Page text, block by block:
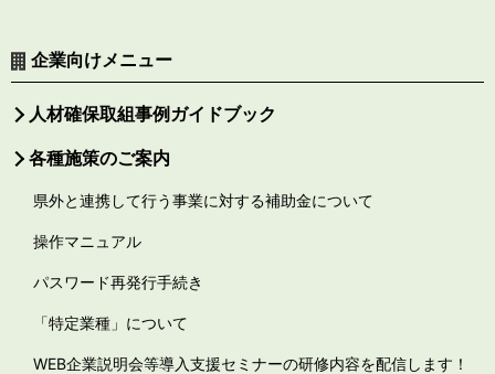
企業向けメニュー
人材確保取組事例ガイドブック
各種施策のご案内
県外と連携して行う事業に対する補助金について
操作マニュアル
パスワード再発行手続き
「特定業種」について
WEB企業説明会等導入支援セミナーの研修内容を配信します！